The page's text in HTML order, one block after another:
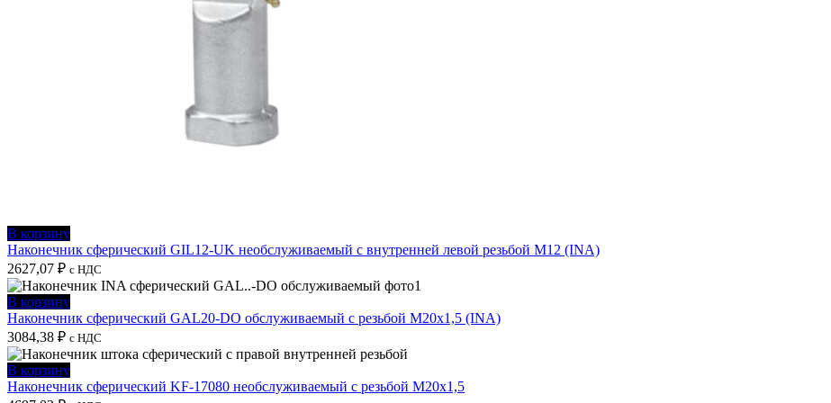
В корзину
Наконечник сферический GIL12-UK необслуживаемый с внутренней левой резьбой M12 (INA)
2627,07 ₽ с НДС
В корзину
Наконечник сферический GAL20-DO обслуживаемый с резьбой M20x1,5 (INA)
3084,38 ₽ с НДС
В корзину
Наконечник сферический KF-17080 необслуживаемый с резьбой M20x1,5